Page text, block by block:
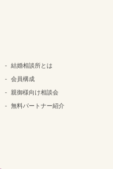
結婚相談所とは
会員構成
親御様向け相談会
無料パートナー紹介